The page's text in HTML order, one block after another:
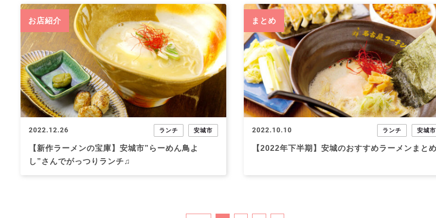
お店紹介
2022.12.26 ランチ 安城市
【新作ラーメンの宝庫】安城市”らーめん鳥よ
し”さんでがっつりランチ♫
まとめ
2022.10.10 ランチ 安城市
【2022年下半期】安城のおすすめラーメンまと